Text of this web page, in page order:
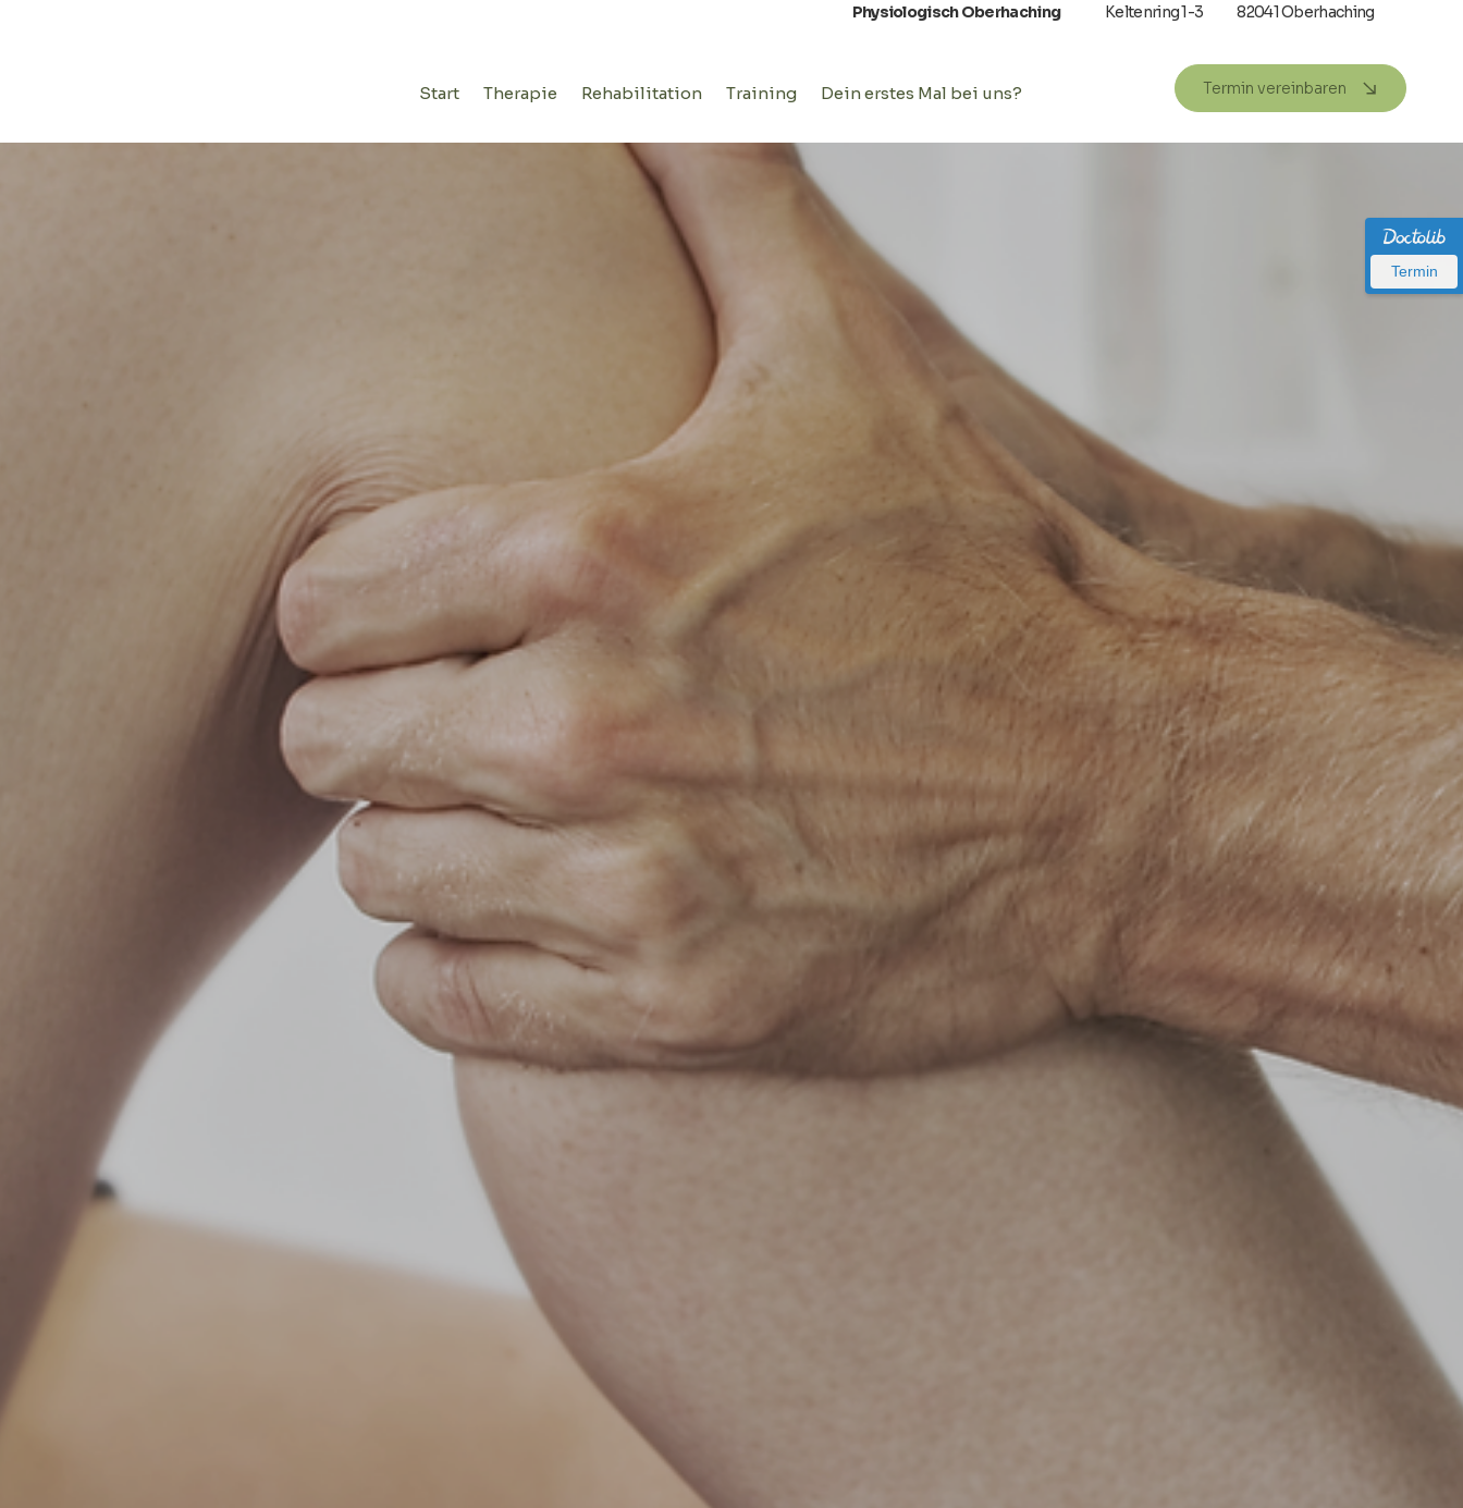
Termin
Keltenring 1-3 82041 Oberhaching
Physiologisch Oberhaching
Start Therapie Rehabilitation Training Dein erstes Mal bei uns? Termin vereinbaren